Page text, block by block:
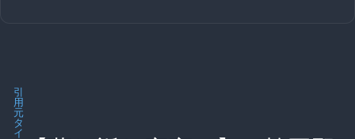
引
用
元
タ
イ